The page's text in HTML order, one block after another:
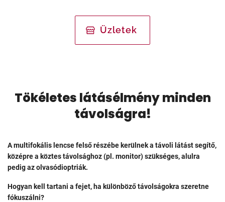
Üzletek
Tökéletes látásélmény minden
távolságra!
A multifokális lencse felső részébe kerülnek a távoli látást segítő,
középre a köztes távolsághoz (pl. monitor) szükséges, alulra
pedig az olvasódioptriák.
Hogyan kell tartani a fejet, ha különböző távolságokra szeretne
fókuszálni?